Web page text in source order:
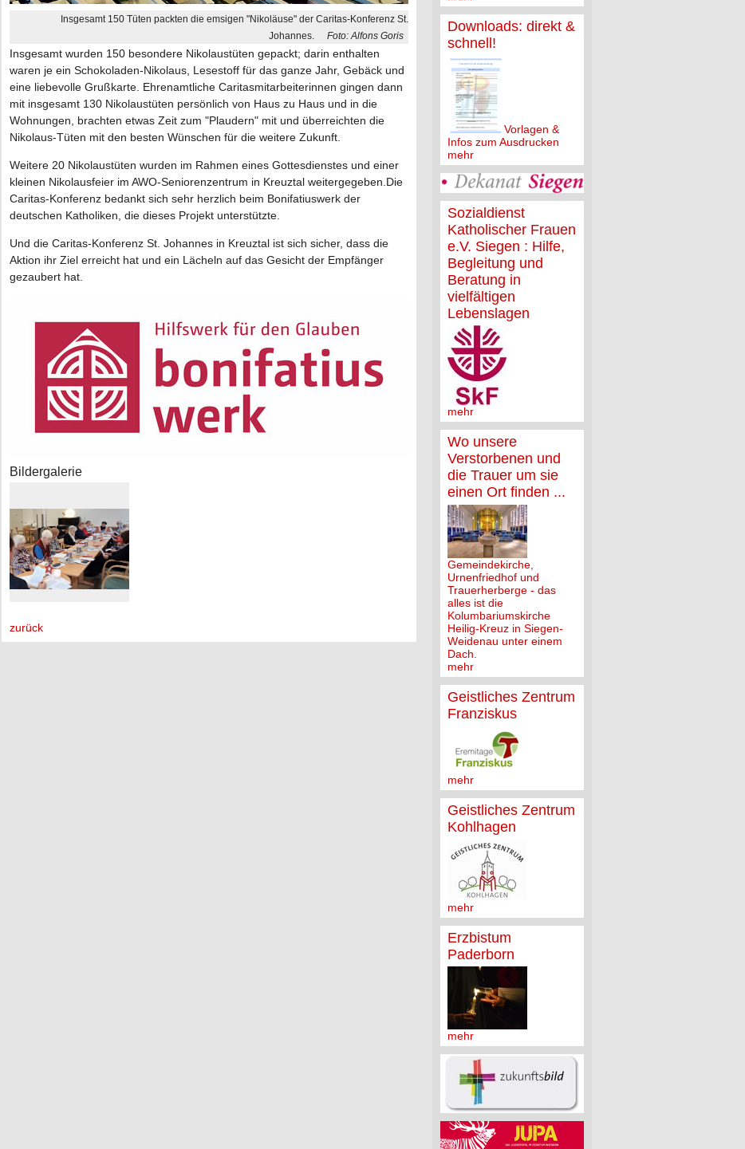
Downloads: direkt &
schnell!
Vorlagen &
Infos zum Ausdrucken
mehr
Sozialdienst
Katholischer Frauen
e.V. Siegen : Hilfe,
Begleitung und
Beratung in
vielfältigen
Lebenslagen
mehr
Wo unsere
Verstorbenen und
die Trauer um sie
einen Ort finden ...
Gemeindekirche,
Urnenfriedhof und
Trauerherberge - das
alles ist die
Kolumbariumskirche
Heilig-Kreuz in Siegen-
Weidenau unter einem
Dach.
mehr
Geistliches Zentrum
Franziskus
mehr
Geistliches Zentrum
Kohlhagen
mehr
Erzbistum
Paderborn
mehr
Insgesamt 150 Tüten packten die emsigen "Nikoläuse" der Caritas-Konferenz St.
Johannes.
Foto: Alfons Goris
Insgesamt wurden 150 besondere Nikolaustüten gepackt; darin enthalten
waren je ein Schokoladen-Nikolaus, Lesestoff für das ganze Jahr, Gebäck und
eine liebevolle Grußkarte. Ehrenamtliche Caritasmitarbeiterinnen gingen dann
mit insgesamt 130 Nikolaustüten persönlich von Haus zu Haus und in die
Wohnungen, brachten etwas Zeit zum "Plaudern" mit und überreichten die
Nikolaus-Tüten mit den besten Wünschen für die weitere Zukunft.
Weitere 20 Nikolaustüten wurden im Rahmen eines Gottesdienstes und einer
kleinen Nikolausfeier im AWO-Seniorenzentrum in Kreuztal weitergegeben.Die
Caritas-Konferenz bedankt sich sehr herzlich beim Bonifatiuswerk der
deutschen Katholiken, die dieses Projekt unterstützte.
Und die Caritas-Konferenz St. Johannes in Kreuztal ist sich sicher, dass die
Aktion ihr Ziel erreicht hat und ein Lächeln auf das Gesicht der Empfänger
gezaubert hat.
Bildergalerie
zurück